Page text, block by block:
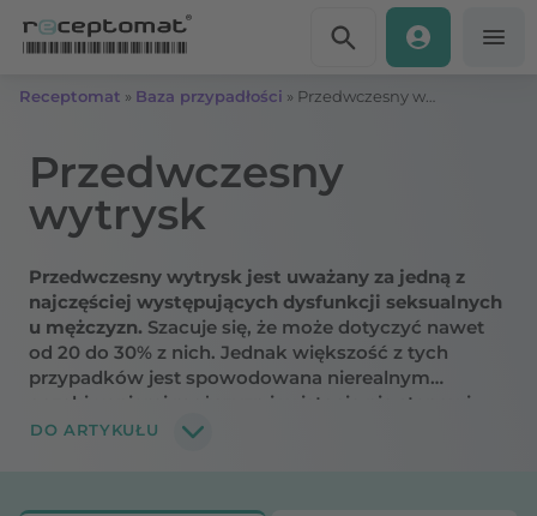
Receptomat » Baza przypadłości »
Przedwczesny
wytrysk
Przedwczesny wytrysk jest uważany za jedną z
najczęściej występujących dysfunkcji seksualnych
u mężczyzn. Szacuje się, że może dotyczyć nawet
od 20 do 30% z nich. Jednak większość z tych
przypadków jest spowodowana nierealnym
oczekiwaniami mężczyzn i w istocie nie stanowi
patologii. Wytrysk przedwczesny jako faktyczne
DO ARTYKUŁU